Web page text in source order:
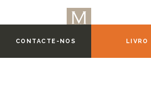
CONTACTE-NOS LIVRO